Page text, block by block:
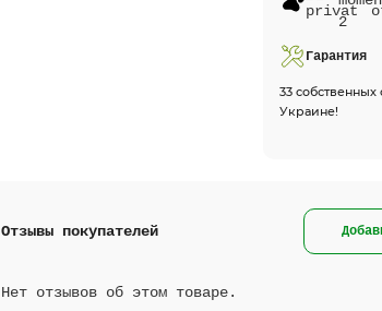
Гарантия
33
Украине!
Отзывы покупателей
Нет отзывов об этом товаре.